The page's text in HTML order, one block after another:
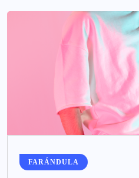
FARÁNDULA